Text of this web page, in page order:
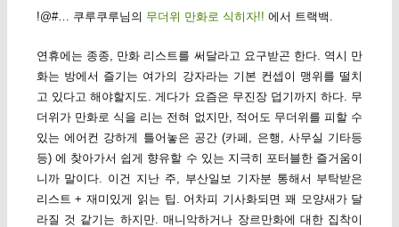
!@#… 쿠루쿠루님의 무더위 만화로 식히자!! 에서 트랙백.
연휴에는 종종, 만화 리스트를 써달라고 요구받곤 한다. 역시 만
화는 방에서 즐기는 여가의 강자라는 기본 컨셉이 맹위를 떨치
고 있다고 해야할지도. 게다가 요즘은 무진장 덥기까지 하다. 무
더위가 만화로 식을 리는 전혀 없지만, 적어도 무더위를 피할 수
있는 에어컨 강하게 틀어놓은 공간 (카페, 은행, 사무실 기타등
등) 에 찾아가서 쉽게 향유할 수 있는 지극히 포터블한 즐거움이
니까 말이다. 이건 지난 주, 부산일보 기자분 통해서 부탁받은
리스트 + 재미있게 읽는 팁. 어차피 기사화되면 꽤 모양새가 달
라질 것 같기는 하지만. 매니악하거나 장르만화에 대한 집착이